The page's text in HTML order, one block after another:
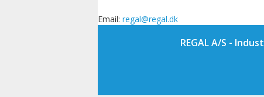
Email: kd.lager
@lager
REGAL A/S -